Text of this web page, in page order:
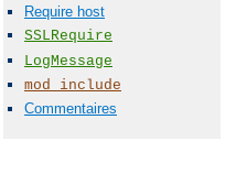
Require host
SSLRequire
LogMessage
mod_include
Commentaires